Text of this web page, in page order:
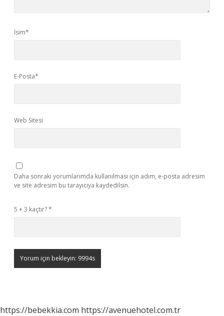
İsim*
E-Posta*
Web Sitesi
Daha sonraki yorumlarımda kullanılması için adım, e-posta adresim
ve site adresim bu tarayıcıya kaydedilsin.
5 + 3 kaçtır?*
https://bebekkia.com https://avenuehotel.com.tr